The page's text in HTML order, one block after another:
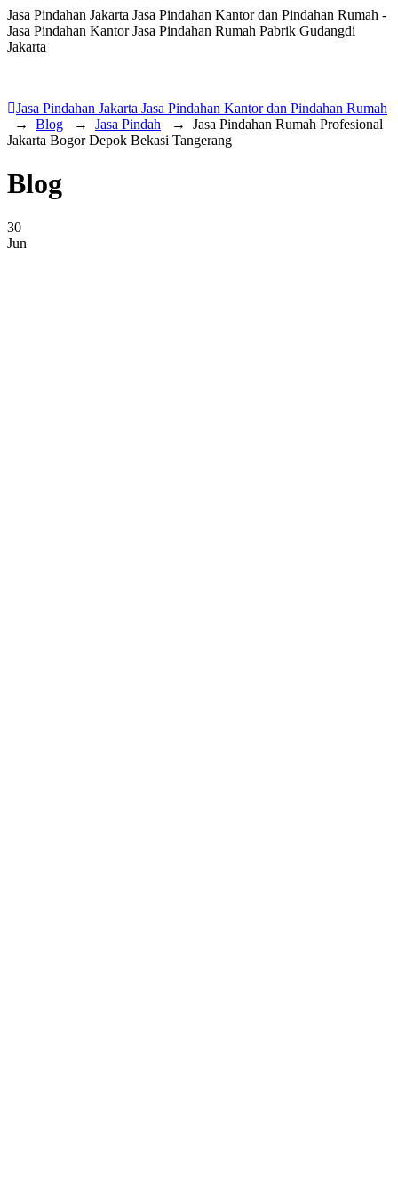
Jasa Pindahan Jakarta Jasa Pindahan Kantor dan Pindahan Rumah -
Jasa Pindahan Kantor Jasa Pindahan Rumah Pabrik Gudangdi
Jakarta
Jasa Pindahan Jakarta Jasa Pindahan Kantor dan Pindahan Rumah
→ Blog → Jasa Pindah → Jasa Pindahan Rumah Profesional
Jakarta Bogor Depok Bekasi Tangerang
Blog
30
Jun